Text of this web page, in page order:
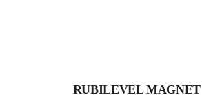
RUBILEVEL MAGNET